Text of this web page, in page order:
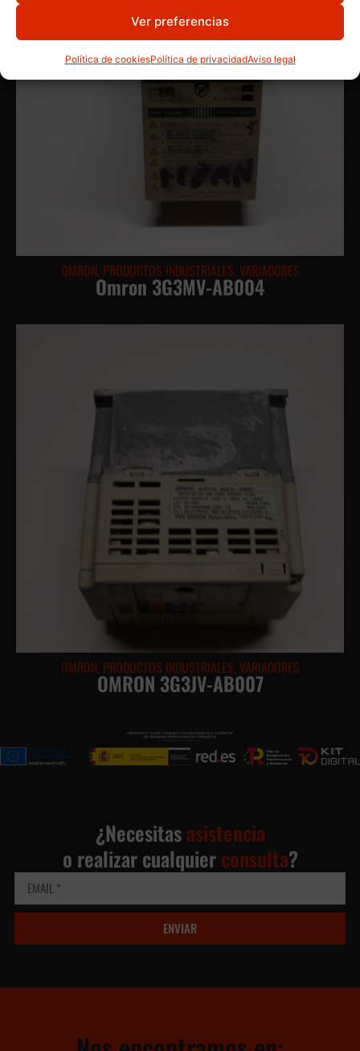
Ver preferencias
Política de cookiesPolítica de privacidadAviso legal
OMRON, PRODUCTOS INDUSTRIALES, VARIADORES
Omron 3G3MV-AB004
OMRON, PRODUCTOS INDUSTRIALES, VARIADORES
OMRON 3G3JV-AB007
¿Necesitasasistencia
o realizar cualquierconsulta?
ENVIAR